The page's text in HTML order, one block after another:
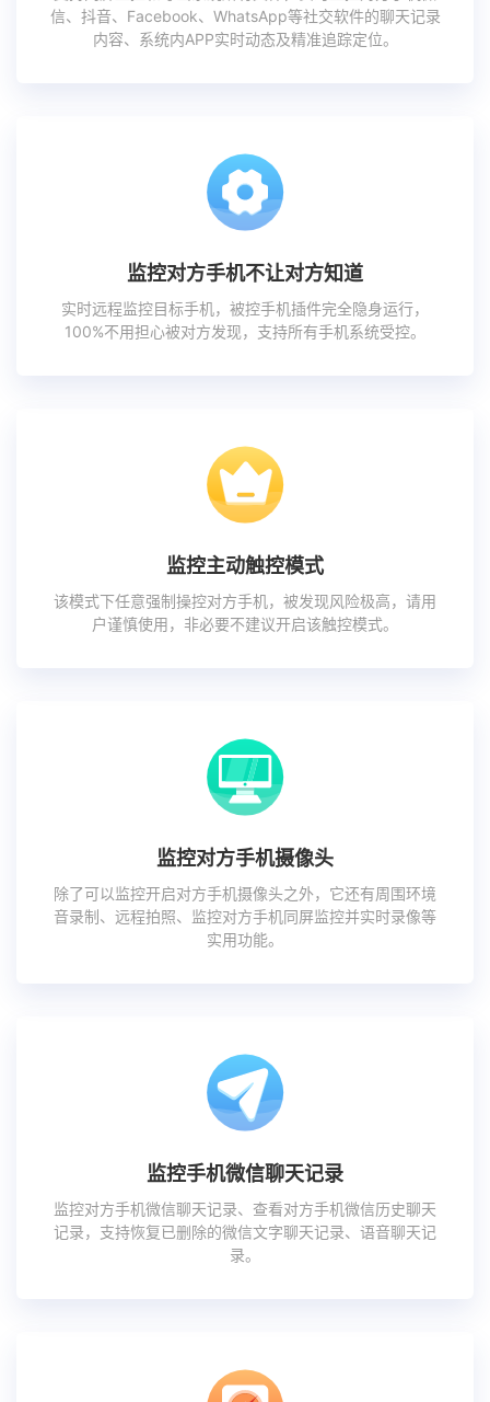
信、抖音、Facebook、WhatsApp等社交软件的聊天记录
内容、系统内APP实时动态及精准追踪定位。
监控对方手机不让对方知道
实时远程监控目标手机，被控手机插件完全隐身运行，
100%不用担心被对方发现，支持所有手机系统受控。
监控主动触控模式
该模式下任意强制操控对方手机，被发现风险极高，请用
户谨慎使用，非必要不建议开启该触控模式。
监控对方手机摄像头
除了可以监控开启对方手机摄像头之外，它还有周围环境
音录制、远程拍照、监控对方手机同屏监控并实时录像等
实用功能。
监控手机微信聊天记录
监控对方手机微信聊天记录、查看对方手机微信历史聊天
记录，支持恢复已删除的微信文字聊天记录、语音聊天记
录。